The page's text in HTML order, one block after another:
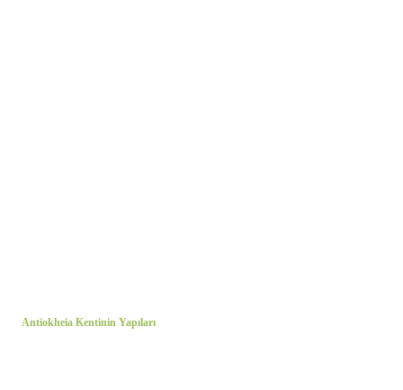
Antiokheia Kentinin Yapıları